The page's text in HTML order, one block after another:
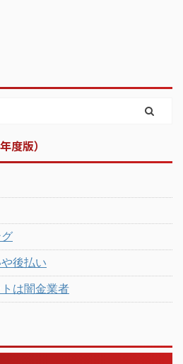
度版）
後払い
は闇金業者